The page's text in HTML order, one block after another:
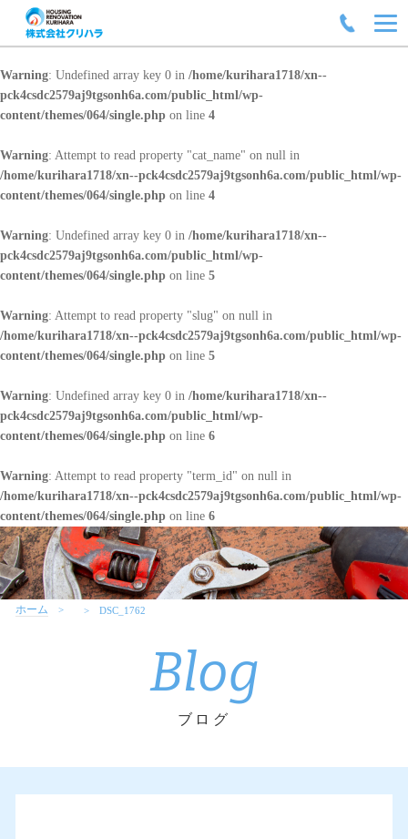
Warning: Undefined array key 0 in /home/kurihara1718/xn--
pck4csdc2579aj9tgsonh6a.com/public_html/wp-
content/themes/064/single.php on line 4
Warning: Attempt to read property "cat_name" on null in
/home/kurihara1718/xn--pck4csdc2579aj9tgsonh6a.com/public_html/wp-
content/themes/064/single.php on line 4
Warning: Undefined array key 0 in /home/kurihara1718/xn--
pck4csdc2579aj9tgsonh6a.com/public_html/wp-
content/themes/064/single.php on line 5
Warning: Attempt to read property "slug" on null in
/home/kurihara1718/xn--pck4csdc2579aj9tgsonh6a.com/public_html/wp-
content/themes/064/single.php on line 5
Warning: Undefined array key 0 in /home/kurihara1718/xn--
pck4csdc2579aj9tgsonh6a.com/public_html/wp-
content/themes/064/single.php on line 6
Warning: Attempt to read property "term_id" on null in
/home/kurihara1718/xn--pck4csdc2579aj9tgsonh6a.com/public_html/wp-
content/themes/064/single.php on line 6
ホーム DSC_1762
Blog
ブログ